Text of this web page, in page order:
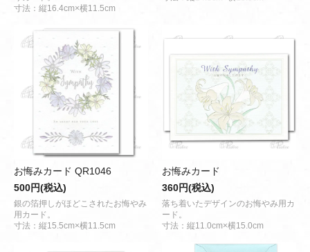
寸法：縦16.4cm×横11.5cm
お悔みカード QR1046
500円(税込)
銀の箔押しがほどこされたお悔やみ
用カード。
寸法：縦15.5cm×横11.5cm
お悔みカード
360円(税込)
落ち着いたデザインのお悔やみ用カ
ード。
寸法：縦11.0cm×横15.0cm